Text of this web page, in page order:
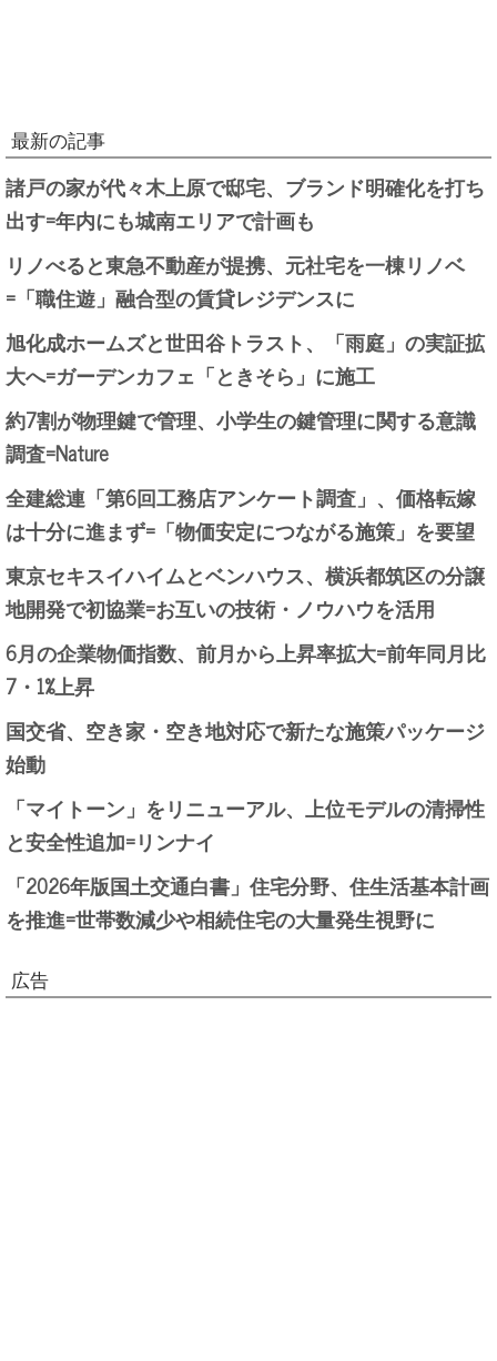
最新の記事
諸戸の家が代々木上原で邸宅、ブランド明確化を打ち
出す=年内にも城南エリアで計画も
リノべると東急不動産が提携、元社宅を一棟リノベ
=「職住遊」融合型の賃貸レジデンスに
旭化成ホームズと世田谷トラスト、「雨庭」の実証拡
大へ=ガーデンカフェ「ときそら」に施工
約7割が物理鍵で管理、小学生の鍵管理に関する意識
調査=Nature
全建総連「第6回工務店アンケート調査」、価格転嫁
は十分に進まず=「物価安定につながる施策」を要望
東京セキスイハイムとベンハウス、横浜都筑区の分譲
地開発で初協業=お互いの技術・ノウハウを活用
6月の企業物価指数、前月から上昇率拡大=前年同月比
7・1%上昇
国交省、空き家・空き地対応で新たな施策パッケージ
始動
「マイトーン」をリニューアル、上位モデルの清掃性
と安全性追加=リンナイ
「2026年版国土交通白書」住宅分野、住生活基本計画
を推進=世帯数減少や相続住宅の大量発生視野に
広告